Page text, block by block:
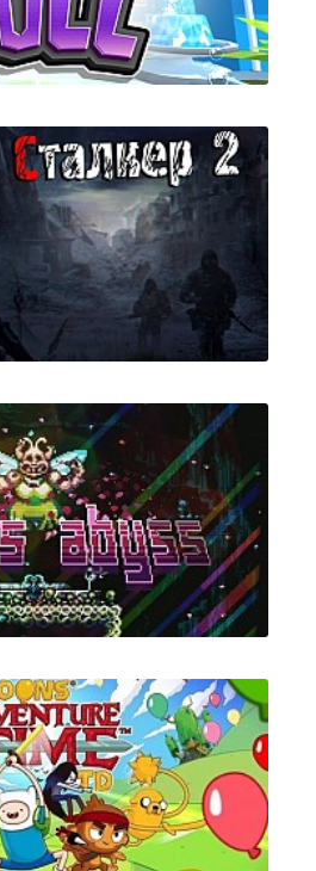
of Anarchy
& Roll
Припяти - Чёрный
2
Abyss